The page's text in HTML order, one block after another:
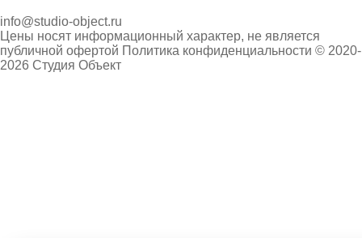
info@studio-object.ru
Цены носят информационный характер, не является
публичной офертой Политика конфиденциальности © 2020-
2026 Студия Объект